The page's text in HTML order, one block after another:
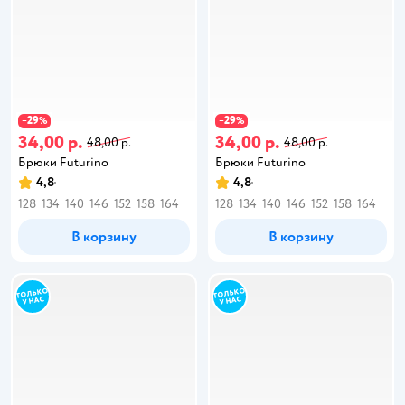
−29%
34,00 р. 48,00 р.
Брюки Futurino
4,8
128 134 140 146 152 158 164
В корзину
−29%
34,00 р. 48,00 р.
Брюки Futurino
4,8
128 134 140 146 152 158 164
В корзину